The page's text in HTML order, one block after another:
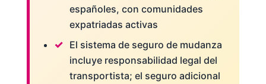
españoles, con comunidades
expatriadas activas
El sistema de seguro de mudanza
incluye responsabilidad legal del
transportista; el seguro adicional